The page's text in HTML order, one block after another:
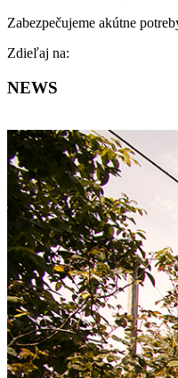
Zabezpečujeme akútne
Zdieľaj na:
NEWS